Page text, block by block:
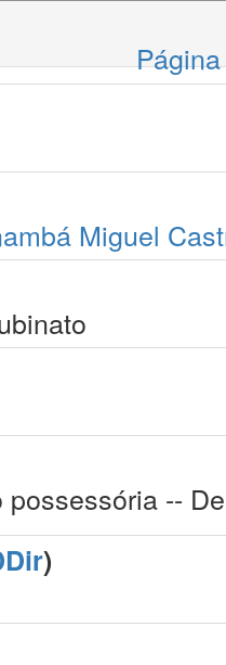
Miguel
possessória --
)